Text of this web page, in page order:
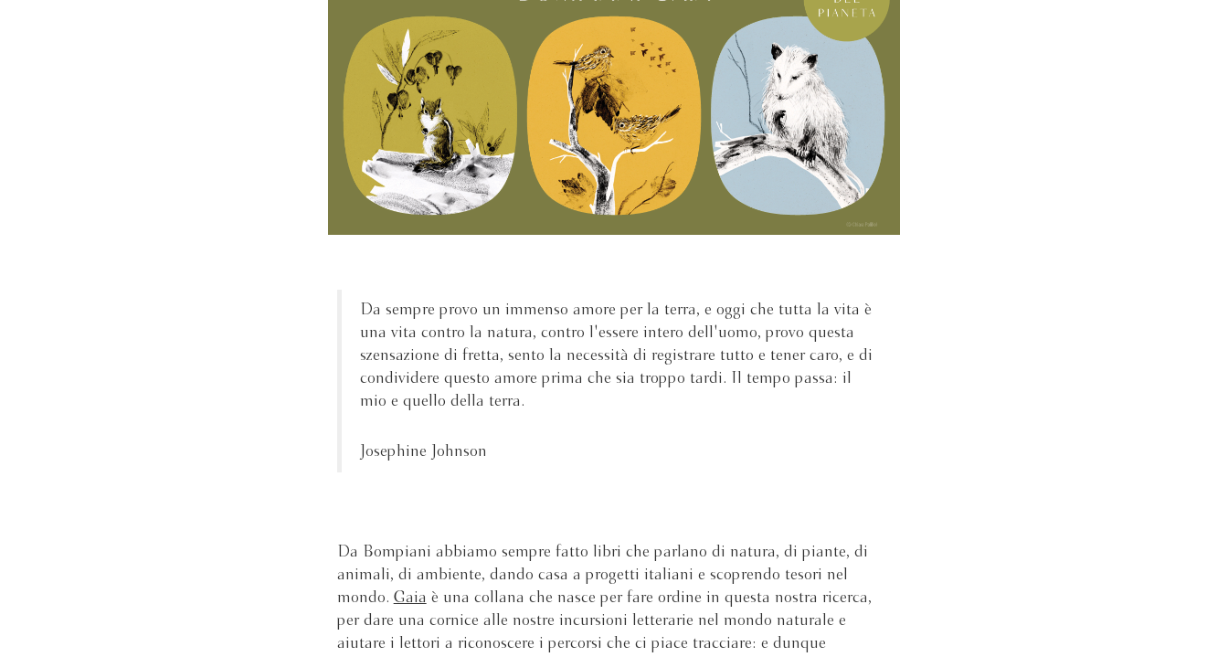
Da sempre provo un immenso amore per la terra, e oggi che tutta la vita è
una vita contro la natura, contro l'essere intero dell'uomo, provo questa
szensazione di fretta, sento la necessità di registrare tutto e tener caro, e di
condividere questo amore prima che sia troppo tardi. Il tempo passa: il
mio e quello della terra.
Josephine Johnson
Da Bompiani abbiamo sempre fatto libri che parlano di natura, di piante, di
animali, di ambiente, dando casa a progetti italiani e scoprendo tesori nel
mondo. Gaia è una collana che nasce per fare ordine in questa nostra ricerca,
per dare una cornice alle nostre incursioni letterarie nel mondo naturale e
aiutare i lettori a riconoscere i percorsi che ci piace tracciare: e dunque